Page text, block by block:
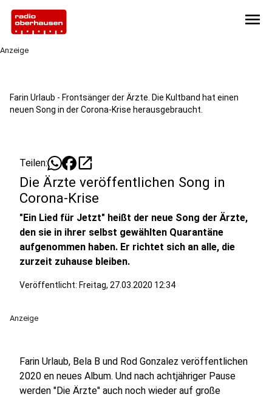
menu
Anzeige
Farin Urlaub - Frontsänger der Ärzte. Die Kultband hat einen
neuen Song in der Corona-Krise herausgebraucht.
Teilen: open_in_new
Die Ärzte veröffentlichen Song in
Corona-Krise
"Ein Lied für Jetzt" heißt der neue Song der Ärzte,
den sie in ihrer selbst gewählten Quarantäne
aufgenommen haben. Er richtet sich an alle, die
zurzeit zuhause bleiben.
Veröffentlicht: Freitag, 27.03.2020 12:34
Anzeige
Farin Urlaub, Bela B und Rod Gonzalez veröffentlichen
2020 en neues Album. Und nach achtjähriger Pause
werden "Die Ärzte" auch noch wieder auf große